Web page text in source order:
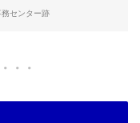
センター跡